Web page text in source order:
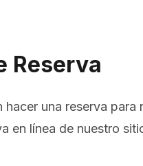
Reserva
hacer una reserva
en línea de nuestro